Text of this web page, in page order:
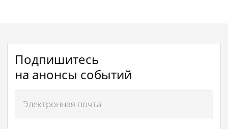
Подпишитесь
на анонсы событий